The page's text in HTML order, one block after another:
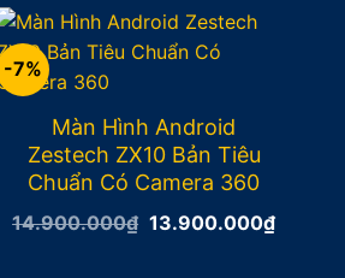
-7%
Màn Hình Android
Zestech ZX10 Bản Tiêu
Chuẩn Có Camera 360
14.900.000₫ Giá
13.900.000₫Giá